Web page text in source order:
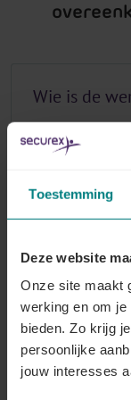
Toestemming
Deze website
Onze site maakt
werking en om
bieden. Zo krijg
persoonlijke
jouw interesses
Wie is de
Lees meer
Lees meer